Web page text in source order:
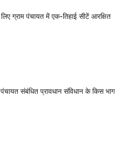
ग्राम पंचायत में एक-तिहाई सीटें आरक्षित
पंचायत संबंधित प्रावधान संविधान के किस भाग